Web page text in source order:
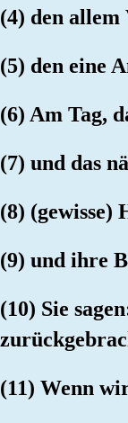
(4) den allem
(5) den eine
(6) Am Tag,
(7) und das
(8) (gewisse)
(9) und ihre
(10) Sie
(11) Wenn